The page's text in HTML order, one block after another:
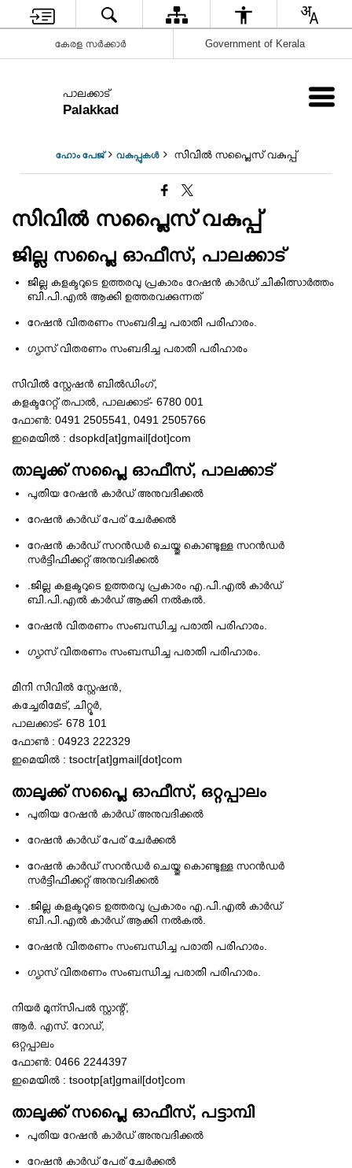
കേരള സർക്കാർ Government of Kerala
പാലക്കാട്
Palakkad
ഹോം പേജ് വകുപ്പുകള്‍ സിവില്‍ സപ്ലൈസ് വകുപ്പ്
സിവില്‍ സപ്ലൈസ് വകുപ്പ്
ജില്ല സപ്ലൈ ഓഫീസ്, പാലക്കാട്‌
ജില്ല കളക്ടറുടെ ഉത്തരവു പ്രകാരം റേഷന്‍ കാര്‍ഡ്‌ ചികിത്സാര്‍ത്തം
ബി.പി.എല്‍ ആക്കി ഉത്തരവക്കുന്നത്
റേഷന്‍ വിതരണം സംബദിച്ച പരാതി പരിഹാരം.
ഗ്യാസ് വിതരണം സംബദിച്ച പരാതി പരിഹാരം
സിവില്‍ സ്റ്റേഷന്‍ ബില്‍ഡിംഗ്‌,
കളക്ടറേറ്റ് തപാല്‍, പാലക്കാട്‌- 6780 001
ഫോണ്‍: 0491 2505541, 0491 2505766
ഇമെയില്‍ : dsopkd[at]gmail[dot]com
താലൂക്ക് സപ്ലൈ ഓഫീസ്, പാലക്കാട്‌
പുതിയ റേഷന്‍ കാര്‍ഡ്‌ അനുവദിക്കല്‍
റേഷന്‍ കാര്‍ഡ്‌ പേര് ചേര്‍ക്കല്‍
റേഷന്‍ കാര്‍ഡ്‌ സറന്‍ഡര്‍ ചെയ്തു കൊണ്ടുള്ള സറന്‍ഡര്‍
സര്‍ട്ടിഫിക്കറ്റ് അനുവദിക്കല്‍
.ജില്ല കളക്ടറുടെ ഉത്തരവു പ്രകാരം എ.പി.എല്‍ കാര്‍ഡ്‌
ബി.പി.എല്‍ കാര്‍ഡ്‌ ആക്കി നല്‍കല്‍.
റേഷന്‍ വിതരണം സംബന്ധിച്ച പരാതി പരിഹാരം.
ഗ്യാസ് വിതരണം സംബന്ധിച്ച പരാതി പരിഹാരം.
മിനി സിവില്‍ സ്റ്റേഷന്‍,
കച്ചേരിമേട്, ചിറ്റൂര്‍,
പാലക്കാട്‌- 678 101
ഫോണ്‍ : 04923 222329
ഇമെയില്‍ : tsoctr[at]gmail[dot]com
താലൂക്ക് സപ്ലൈ ഓഫീസ്, ഒറ്റപ്പാലം
പുതിയ റേഷന്‍ കാര്‍ഡ്‌ അനുവദിക്കല്‍
റേഷന്‍ കാര്‍ഡ്‌ പേര് ചേര്‍ക്കല്‍
റേഷന്‍ കാര്‍ഡ്‌ സറന്‍ഡര്‍ ചെയ്തു കൊണ്ടുള്ള സറന്‍ഡര്‍
സര്‍ട്ടിഫിക്കറ്റ് അനുവദിക്കല്‍
.ജില്ല കളക്ടറുടെ ഉത്തരവു പ്രകാരം എ.പി.എല്‍ കാര്‍ഡ്‌
ബി.പി.എല്‍ കാര്‍ഡ്‌ ആക്കി നല്‍കല്‍.
റേഷന്‍ വിതരണം സംബന്ധിച്ച പരാതി പരിഹാരം.
ഗ്യാസ് വിതരണം സംബന്ധിച്ച പരാതി പരിഹാരം.
നിയര്‍ മുന്സിപല്‍ സ്റ്റാന്റ്,
ആര്‍. എസ്. റോഡ്‌,
ഒറ്റപ്പാലം
ഫോണ്‍: 0466 2244397
ഇമെയില്‍ : tsootp[at]gmail[dot]com
താലൂക്ക് സപ്ലൈ ഓഫീസ്, പട്ടാമ്പി
പുതിയ റേഷന്‍ കാര്‍ഡ്‌ അനുവദിക്കല്‍
റേഷന്‍ കാര്‍ഡ്‌ പേര് ചേര്‍ക്കല്‍